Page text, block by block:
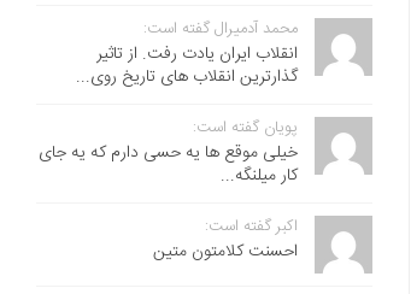
محمد آدمیرال گفته است:
انقلاب ایران یادت رفت. از تاثیر
گذارترین انقلاب های تاریخ روی...
پویان گفته است:
خیلی موقع ها یه حسی دارم که یه جای
کار میلنگه...
اکبر گفته است:
احسنت ‌کلامتون متین